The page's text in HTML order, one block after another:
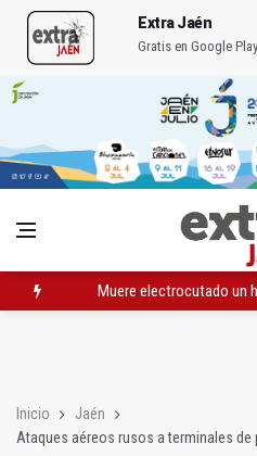
Extra Jaén
Gratis en Google Play
Muere electrocutado un
Inicio
Jaén
Ataques aéreos rusos a terminales